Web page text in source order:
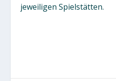
jeweiligen Spielstätten.